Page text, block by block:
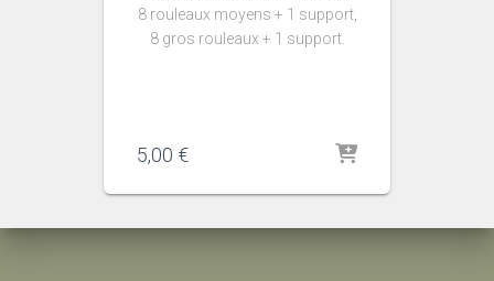
8 rouleaux moyens + 1 support,
8 gros rouleaux + 1 support.
5,00 €